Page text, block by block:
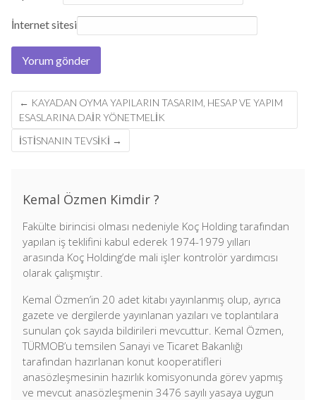
İnternet sitesi
Post
navigation
← KAYADAN OYMA YAPILARIN TASARIM, HESAP VE YAPIM
ESASLARINA DAİR YÖNETMELİK
İSTISNANIN TEVSIKI →
Kemal Özmen Kimdir ?
Fakülte birincisi olması nedeniyle Koç Holding tarafından
yapılan iş teklifini kabul ederek 1974-1979 yılları
arasında Koç Holding’de mali işler kontrolör yardımcısı
olarak çalışmıştır.
Kemal Özmen’in 20 adet kitabı yayınlanmış olup, ayrıca
gazete ve dergilerde yayınlanan yazıları ve toplantılara
sunulan çok sayıda bildirileri mevcuttur. Kemal Özmen,
TÜRMOB’u temsilen Sanayi ve Ticaret Bakanlığı
tarafından hazırlanan konut kooperatifleri
anasözleşmesinin hazırlık komisyonunda görev yapmış
ve mevcut anasözleşmenin 3476 sayılı yasaya uygun